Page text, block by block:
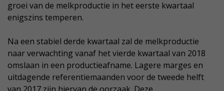
groei van de melkproductie in het eerste kwartaal
enigszins temperen.
Na een stabiel derde kwartaal zal de melkproductie
naar verwachting vanaf het vierde kwartaal van 2018
omslaan in een productieafname. Lagere marges en
uitdagende referentiemaanden voor de tweede helft